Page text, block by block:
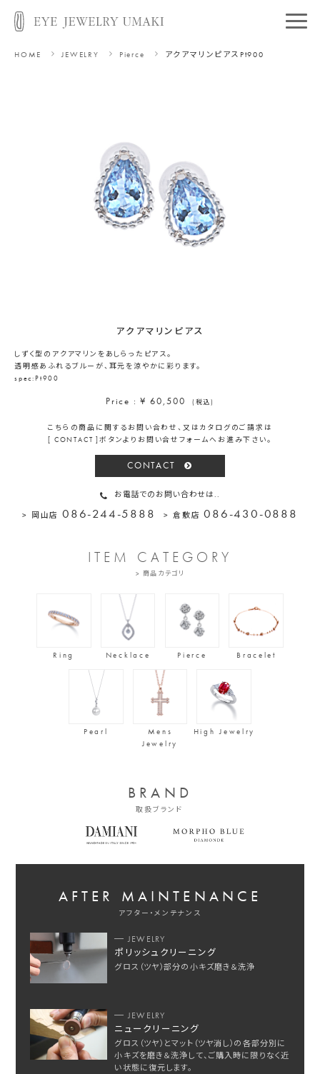
HOME JEWELRY Pierce アクアマリンピアス Pt900
アクアマリンピアス
しずく型のアクアマリンをあしらったピアス。
透明感あふれるブルーが、耳元を涼やかに彩ります。
spec:Pt900
Price : ¥ 60,500 (税込)
こちらの商品に関するお問い合わせ、又はカタログのご請求は
[ CONTACT ]ボタンよりお問い合せフォームへお進み下さい。
CONTACT
お電話でのお問い合わせは..
> 岡山店 086-244-5888 > 倉敷店086-430-0888
ITEM CATEGORY
> 商品カテゴリ
Ring Necklace Pierce Bracelet
Pearl
Mens
Jewelry
High Jewelry
BRAND
取扱ブランド
AFTER MAINTENANCE
アフター・メンテナンス
JEWELRY
ポリッシュクリーニング
グロス（ツヤ）部分の小キズ磨き＆洗浄
JEWELRY
ニュークリーニング
グロス（ツヤ）とマット（ツヤ消し）の各部分別に
小キズを磨き＆洗浄して、ご購入時に限りなく近
い状態に復元します。